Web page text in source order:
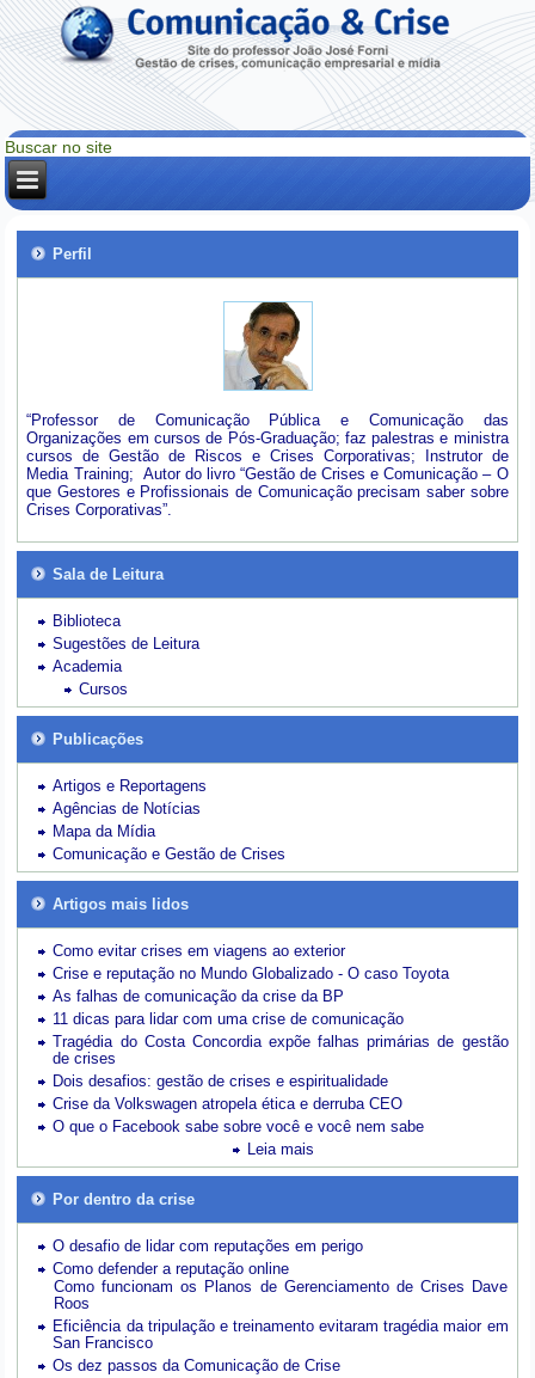
Perfil
“Professor de Comunicação Pública e Comunicação das
Organizações em cursos de Pós-Graduação; faz palestras e ministra
cursos de Gestão de Riscos e Crises Corporativas; Instrutor de
Media Training; Autor do livro “Gestão de Crises e Comunicação – O
que Gestores e Profissionais de Comunicação precisam saber sobre
Crises Corporativas”.
Sala de Leitura
Biblioteca
Sugestões de Leitura
Academia
Cursos
Publicações
Artigos e Reportagens
Agências de Notícias
Mapa da Mídia
Comunicação e Gestão de Crises
Artigos mais lidos
Como evitar crises em viagens ao exterior
Crise e reputação no Mundo Globalizado - O caso Toyota
As falhas de comunicação da crise da BP
11 dicas para lidar com uma crise de comunicação
Tragédia do Costa Concordia expõe falhas primárias de gestão
de crises
Dois desafios: gestão de crises e espiritualidade
Crise da Volkswagen atropela ética e derruba CEO
O que o Facebook sabe sobre você e você nem sabe
Leia mais
Por dentro da crise
O desafio de lidar com reputações em perigo
Como defender a reputação online
Como funcionam os Planos de Gerenciamento de Crises Dave
Roos
Eficiência da tripulação e treinamento evitaram tragédia maior em
San Francisco
Os dez passos da Comunicação de Crise